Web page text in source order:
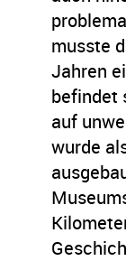
musste
Jahren
befindet
auf
wurde